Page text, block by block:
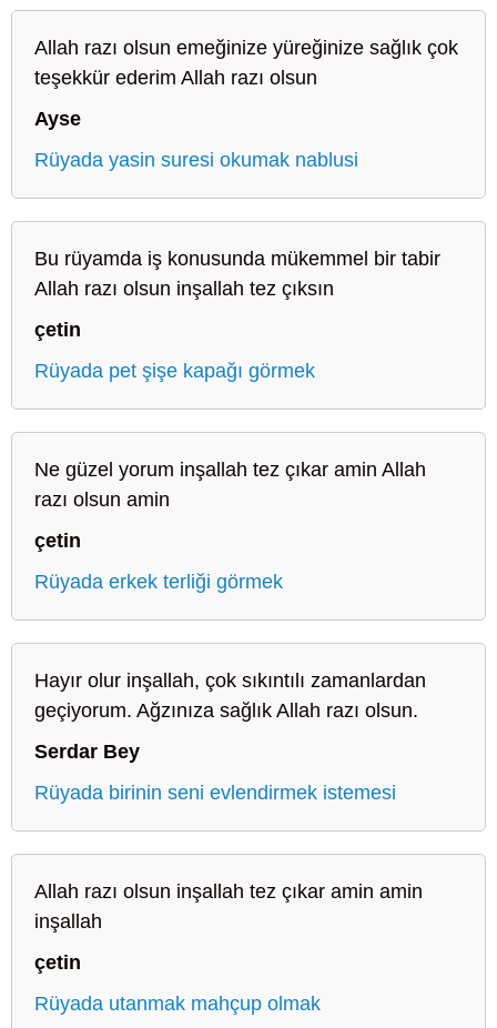
Allah razı olsun emeğinize yüreğinize sağlık çok
teşekkür ederim Allah razı olsun
Ayse
Rüyada yasin suresi okumak nablusi
Bu rüyamda iş konusunda mükemmel bir tabir
Allah razı olsun inşallah tez çıksın
çetin
Rüyada pet şişe kapağı görmek
Ne güzel yorum inşallah tez çıkar amin Allah
razı olsun amin
çetin
Rüyada erkek terliği görmek
Hayır olur inşallah, çok sıkıntılı zamanlardan
geçiyorum. Ağzınıza sağlık Allah razı olsun.
Serdar Bey
Rüyada birinin seni evlendirmek istemesi
Allah razı olsun inşallah tez çıkar amin amin
inşallah
çetin
Rüyada utanmak mahçup olmak